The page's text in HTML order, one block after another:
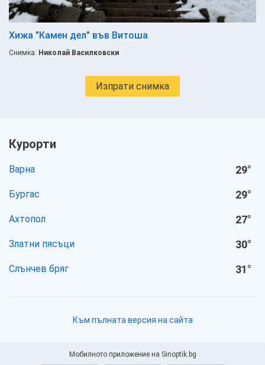
Хижа "Камен дел" във Витоша
Снимка: Николай Василковски
Изпрати снимка
Курорти
Варна 29°
Бургас 29°
Ахтопол 27°
Златни пясъци 30°
Слънчев бряг 31°
Към пълната версия на сайта
Мобилното приложение на Sinoptik.bg